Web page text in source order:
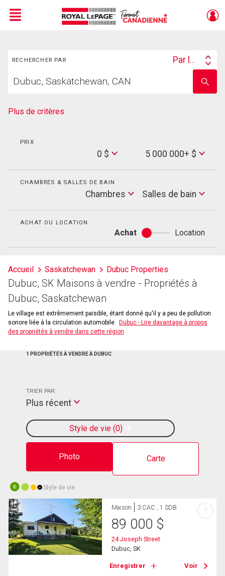
Menu
RECHERCHER PAR
Search
Par lieu
votre
nom
Plus de critères
PRIX
0 $
Max
Price
5 000 000+ $
CHAMBRES & SALLES DE BAIN
Chambres
Salles
de
Salles de bain
ACHAT OU LOCATION
Achat
Achat
ou
Location
Accueil Saskatchewan Dubuc Properties
Dubuc, SK Maisons à vendre - Propriétés à
Dubuc, Saskatchewan
Le village est extrêmement paisible, étant donné qu'il y a peu de pollution
sonore liée à la circulation automobile.
Dubuc - Lire davantage à propos
des propriétés à vendre dans cette région
1 PROPRIÉTÉS À VENDRE À DUBUC
Photo Carte
Style de vie 0
TRIER PAR:
Plus récent
10 Style de vie
Maison 3 CAC , 1 SDB
89 000 $
24 Joseph Street
Dubuc, SK
Enregistrer Voir
?